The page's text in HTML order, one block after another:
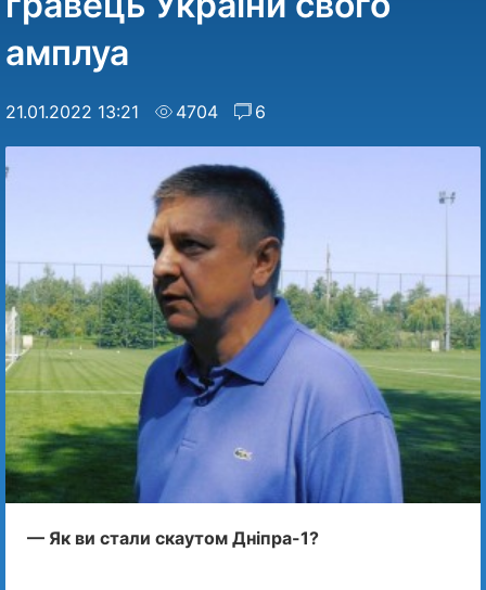
амплуа
21.01.2022 13:21 4704 6
— Як ви стали скаутом Дніпра-1?